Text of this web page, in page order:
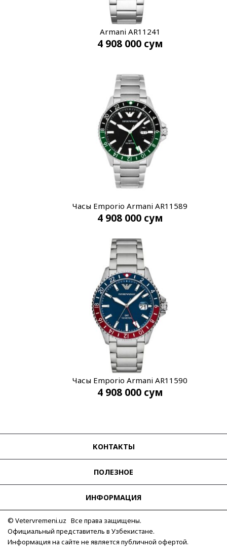
Armani AR11241
4 908 000 сум
Часы Emporio Armani AR11589
4 908 000 сум
Часы Emporio Armani AR11590
4 908 000 сум
КОНТАКТЫ
ПОЛЕЗНОЕ
ИНФОРМАЦИЯ
© Vetervremeni.uz Все права защищены.
Официальный представитель в Узбекистане.
Информация на сайте не является публичной офертой.